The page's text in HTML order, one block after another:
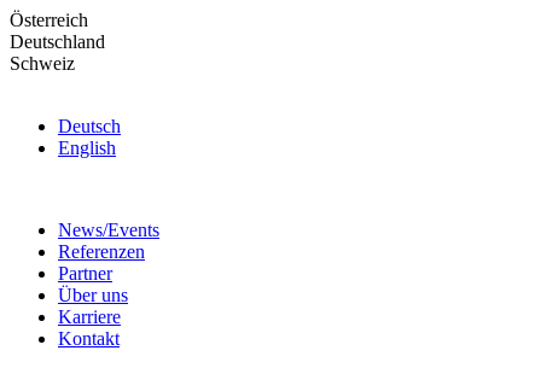
Skip
to
the
Österreich
Deutschland
Schweiz
Deutsch
English
News/Events
Referenzen
Partner
Über uns
Karriere
Kontakt